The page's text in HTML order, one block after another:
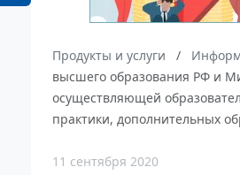
Продукты и услуги
высшего образования РФ и
осуществляющей
практики, дополнительных
11 сентября 2020